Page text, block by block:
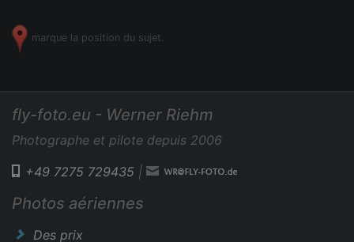
marque la position du sujet.
fly-foto.eu - Werner Riehm
Photographe et pilote depuis 2006
+49 7275 729435 |
Photos aériennes
Des prix